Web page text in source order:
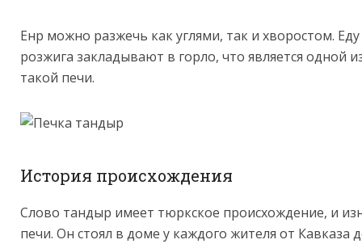
Енр можно разжечь как углями, так и хворостом.
розжига закладывают в горло, что является одной
такой печи.
История происхождения
Слово тандыр имеет тюркское происхождение, и
печи. Он стоял в доме у каждого жителя от